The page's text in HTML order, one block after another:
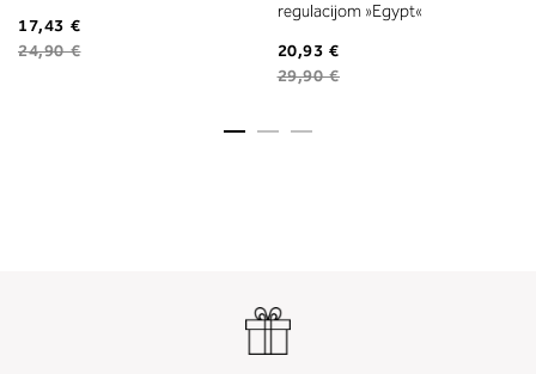
17,43 €
24,90 €
regulacijom »Egypt«
20,93 €
29,90 €